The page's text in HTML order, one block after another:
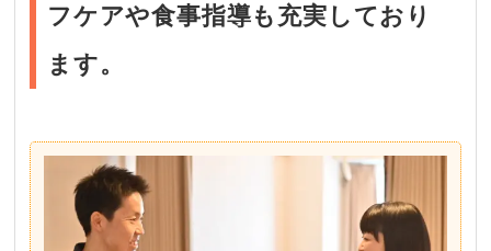
フケアや食事指導も充実しており
ます。